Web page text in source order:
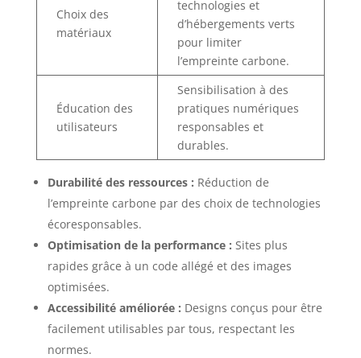
Choix des
matériaux
technologies et
d’hébergements verts
pour limiter
l’empreinte carbone.
Éducation des
utilisateurs
Sensibilisation à des
pratiques numériques
responsables et
durables.
Durabilité des ressources : Réduction de
l’empreinte carbone par des choix de technologies
écoresponsables.
Optimisation de la performance : Sites plus
rapides grâce à un code allégé et des images
optimisées.
Accessibilité améliorée : Designs conçus pour être
facilement utilisables par tous, respectant les
normes.